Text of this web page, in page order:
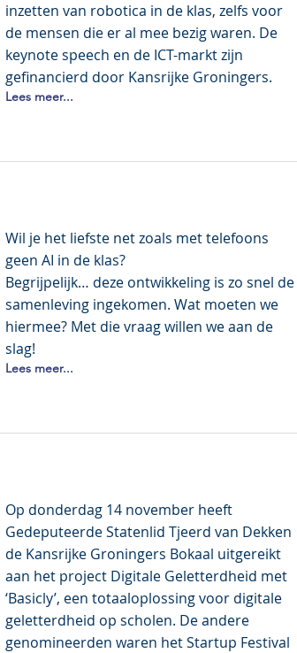
inzetten van robotica in de klas, zelfs voor
de mensen die er al mee bezig waren. De
keynote speech en de ICT-markt zijn
gefinancierd door Kansrijke Groningers.
Lees meer...
Wil je het liefste net zoals met telefoons
geen AI in de klas?
Begrijpelijk… deze ontwikkeling is zo snel de
samenleving ingekomen. Wat moeten we
hiermee? Met die vraag willen we aan de
slag!
Lees meer...
Op donderdag 14 november heeft
Gedeputeerde Statenlid Tjeerd van Dekken
de Kansrijke Groningers Bokaal uitgereikt
aan het project Digitale Geletterdheid met
‘Basicly’, een totaaloplossing voor digitale
geletterdheid op scholen. De andere
genomineerden waren het Startup Festival